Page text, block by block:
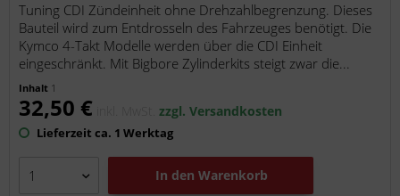
Tuning CDI Zündeinheit ohne Drehzahlbegrenzung. Dieses
Bauteil wird zum Entdrosseln des Fahrzeuges benötigt. Die
Kymco 4-Takt Modelle werden über die CDI Einheit
eingeschränkt. Mit Bigbore Zylinderkits steigt zwar die...
Inhalt 1
32,50 € inkl. MwSt.zzgl. Versandkosten
Lieferzeit ca. 1 Werktag
In den Warenkorb